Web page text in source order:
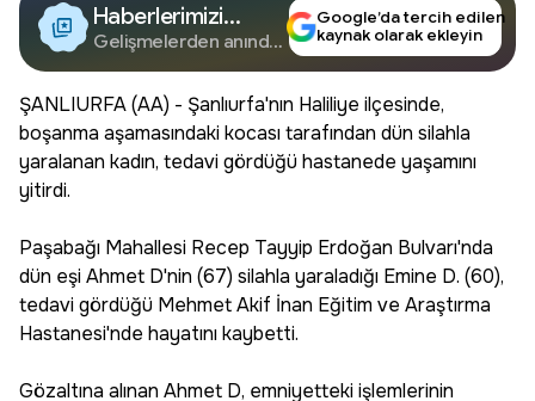
Haberlerimizi
Google'da Takip
Edin
Gelişmelerden anında
Google’da tercih edilen
kaynak olarak ekleyin
ŞANLIURFA (AA) - Şanlıurfa'nın Haliliye ilçesinde,
boşanma aşamasındaki kocası tarafından dün silahla
yaralanan kadın, tedavi gördüğü hastanede yaşamını
yitirdi.
Paşabağı Mahallesi Recep Tayyip Erdoğan Bulvarı'nda
dün eşi Ahmet D'nin (67) silahla yaraladığı Emine D. (60),
tedavi gördüğü Mehmet Akif İnan Eğitim ve Araştırma
Hastanesi'nde hayatını kaybetti.
Gözaltına alınan Ahmet D, emniyetteki işlemlerinin